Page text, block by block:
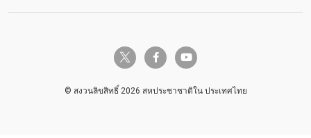
twitter-x facebook-fyoutube
© สงวนลิขสิทธิ์ 2026 สหประชาชาติใน ประเทศไทย